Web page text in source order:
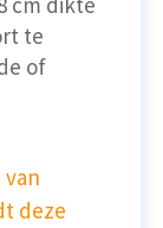
te
of
deze